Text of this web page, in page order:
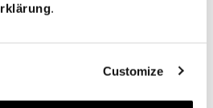
.
Customize
370 EUR